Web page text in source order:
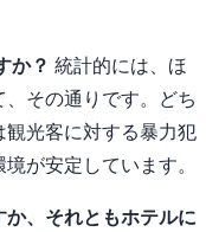
か？ 統計的には、ほ
その通りです。どち
光客に対する暴力犯
が安定しています。
、それともホテルに